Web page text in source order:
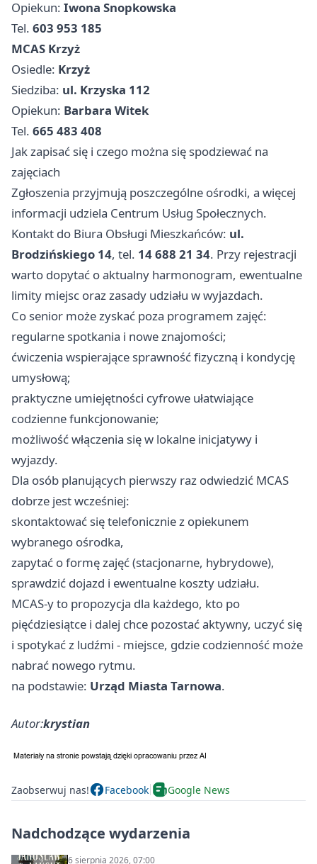
Opiekun: Iwona Snopkowska
Tel. 603 953 185
MCAS Krzyż
Osiedle: Krzyż
Siedziba: ul. Krzyska 112
Opiekun: Barbara Witek
Tel. 665 483 408
Jak zapisać się i czego można się spodziewać na
zajęciach
Zgłoszenia przyjmują poszczególne ośrodki, a więcej
informacji udziela Centrum Usług Społecznych.
Kontakt do Biura Obsługi Mieszkańców: ul.
Brodzińskiego 14, tel. 14 688 21 34. Przy rejestracji
warto dopytać o aktualny harmonogram, ewentualne
limity miejsc oraz zasady udziału w wyjazdach.
Co senior może zyskać poza programem zajęć:
regularne spotkania i nowe znajomości;
ćwiczenia wspierające sprawność fizyczną i kondycję
umysłową;
praktyczne umiejętności cyfrowe ułatwiające
codzienne funkcjonowanie;
możliwość włączenia się w lokalne inicjatywy i
wyjazdy.
Dla osób planujących pierwszy raz odwiedzić MCAS
dobrze jest wcześniej:
skontaktować się telefonicznie z opiekunem
wybranego ośrodka,
zapytać o formę zajęć (stacjonarne, hybrydowe),
sprawdzić dojazd i ewentualne koszty udziału.
MCAS-y to propozycja dla każdego, kto po
pięćdziesiątce i dalej chce pozostać aktywny, uczyć się
i spotykać z ludźmi - miejsce, gdzie codzienność może
nabrać nowego rytmu.
na podstawie: Urząd Miasta Tarnowa.
Autor:krystian
Zaobserwuj nas! Facebook Google News
Nadchodzące wydarzenia
6 sierpnia 2026, 07:00